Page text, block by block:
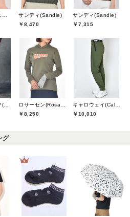
サンディ(Sandie)
￥8,470
サンディ(Sandie)
￥7,315
￥8,250
￥10,010
グ